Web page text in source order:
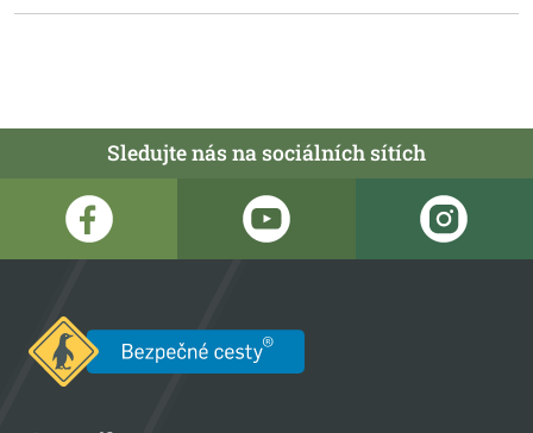
Sledujte nás na sociálních sítích